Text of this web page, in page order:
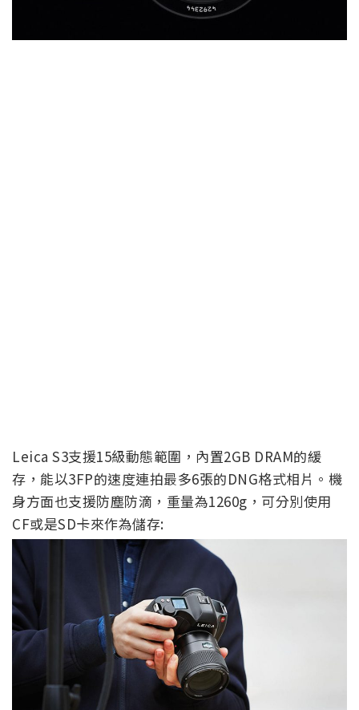
Leica S3支援15級動態範圍，內置2GB DRAM的緩
存，能以3FP的速度連拍最多6張的DNG格式相片。機
身方面也支援防塵防滴，重量為1260g，可分別使用
CF或是SD卡來作為儲存: